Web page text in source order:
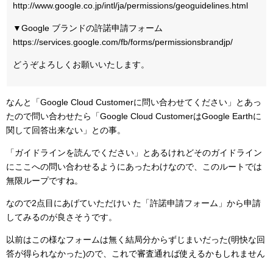
http://www.google.co.jp/intl/ja/permissions/geoguidelines.html
▼Google ブランドの許諾申請フォーム
https://services.google.com/fb/forms/permissionsbrandjp/
どうぞよろしくお願いいたします。
なんと「Google Cloud Customerに問い合わせてください」とあっ
たので問い合わせたら「Google Cloud CustomerはGoogle Earthに
関して回答出来ない」との事。
「ガイドラインを読んでください」とあるけれどそのガイドライン
にここへの問い合わせるようにあったわけなので、このルートでは
無限ループですね。
なので2点目にあげていただけい た「許諾申請フォーム」から申請
してみるのが良さそうです。
以前はこの様なフォームは無く結局分からずじまいだった(明快な回
答が得られなかった)ので、これで審査通れば使えるかもしれません